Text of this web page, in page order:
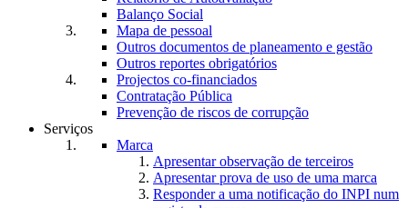
Balanço Social
Mapa de pessoal
Outros documentos de planeamento e gestão
Outros reportes obrigatórios
Projectos co-financiados
Contratação Pública
Prevenção de riscos de corrupção
Serviços
Marca
Apresentar observação de terceiros
Apresentar prova de uso de uma marca
Responder a uma notificação do INPI num